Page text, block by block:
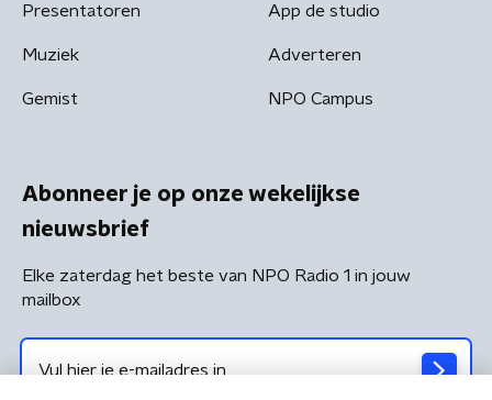
Presentatoren
Muziek
Gemist
App de studio
Adverteren
NPO Campus
Abonneer je op onze wekelijkse
nieuwsbrief
Elke zaterdag het beste van NPO Radio 1 in jouw
mailbox